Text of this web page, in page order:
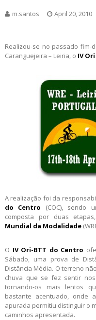
m.santos April 20, 2010
Realizou-se no passado fim-
Caranguejeira – Leiria, o IV
A realização foi da
do Centro (COC), sendo
composta por duas
Mundial da Modalidade
O IV Ori-BTT do Centro
Sábado, uma prova de
Distância Média. O terreno
chuva que se fez sentir
tornando-os mais lentos
bastante acentuado, onde
apurada permitiu distinguir o
caminhos apresentada.